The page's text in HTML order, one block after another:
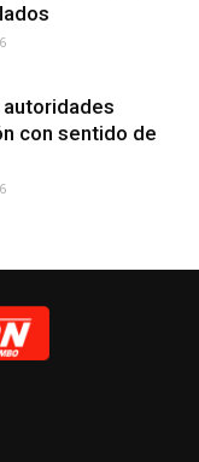
con sentido de